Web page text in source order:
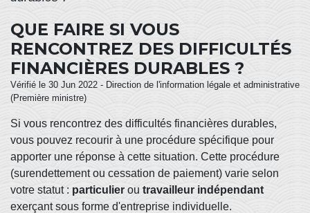
QUE FAIRE SI VOUS
RENCONTREZ DES DIFFICULTÉS
FINANCIÈRES DURABLES ?
Vérifié le 30 Jun 2022 - Direction de l'information légale et administrative
(Première ministre)
Si vous rencontrez des difficultés financières durables,
vous pouvez recourir à une procédure spécifique pour
apporter une réponse à cette situation. Cette procédure
(surendettement ou cessation de paiement) varie selon
votre statut : particulier ou travailleur indépendant
exerçant sous forme d'entreprise individuelle.